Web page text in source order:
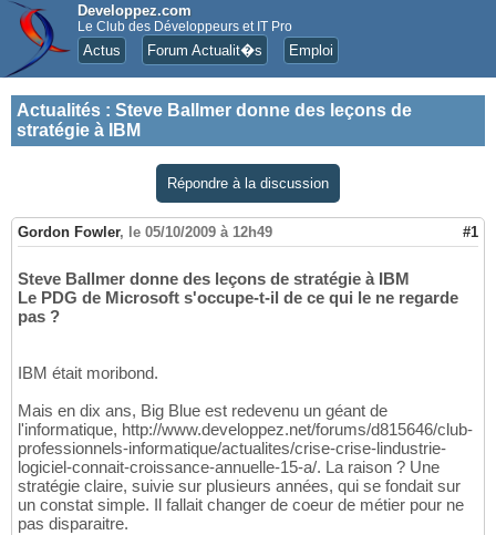
Developpez.com
Le Club des Développeurs et IT Pro
Actus Forum Actualit�s Emploi
Actualités : Steve Ballmer donne des leçons de
stratégie à IBM
Répondre à la discussion
Gordon Fowler, le 05/10/2009 à 12h49 #1
Steve Ballmer donne des leçons de stratégie à IBM
Le PDG de Microsoft s'occupe-t-il de ce qui le ne regarde
pas ?
IBM était moribond.
Mais en dix ans, Big Blue est redevenu un géant de
l'informatique, http://www.developpez.net/forums/d815646/club-
professionnels-informatique/actualites/crise-crise-lindustrie-
logiciel-connait-croissance-annuelle-15-a/. La raison ? Une
stratégie claire, suivie sur plusieurs années, qui se fondait sur
un constat simple. Il fallait changer de coeur de métier pour ne
pas disparaitre.